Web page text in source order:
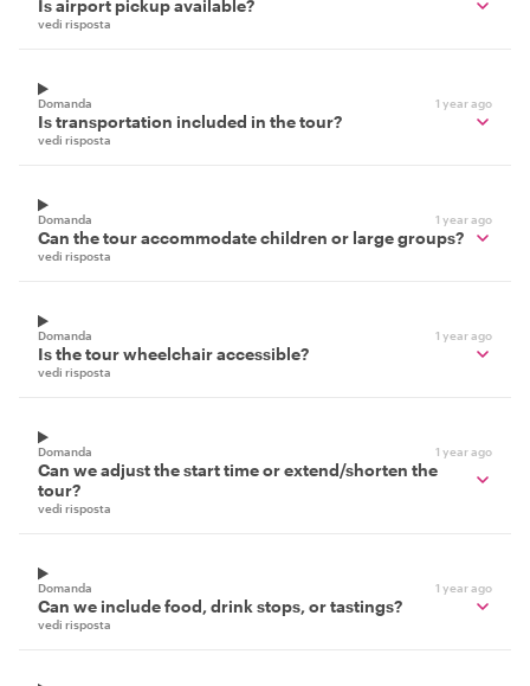
Is airport pickup available?
vedi risposta
Domanda 1 year ago
Is transportation included in the tour?
vedi risposta
Domanda 1 year ago
Can the tour accommodate children or large groups?
vedi risposta
Domanda 1 year ago
Is the tour wheelchair accessible?
vedi risposta
Domanda 1 year ago
Can we adjust the start time or extend/shorten the
tour?
vedi risposta
Domanda 1 year ago
Can we include food, drink stops, or tastings?
vedi risposta